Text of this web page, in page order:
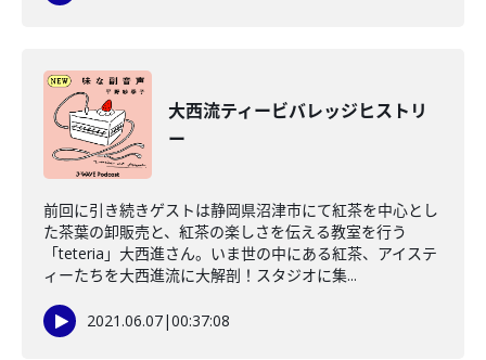
大西流ティービバレッジヒストリ
ー
前回に引き続きゲストは静岡県沼津市にて紅茶を中心とし
た茶葉の卸販売と、紅茶の楽しさを伝える教室を行う
「teteria」大西進さん。いま世の中にある紅茶、アイステ
ィーたちを大西進流に大解剖！スタジオに集...
2021.06.07|00:37:08